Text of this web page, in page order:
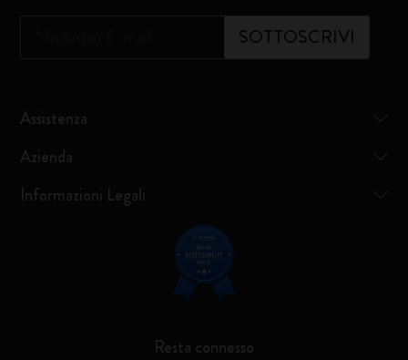
SOTTOSCRIVI
Assistenza
Azienda
Informazioni Legali
Resta connesso